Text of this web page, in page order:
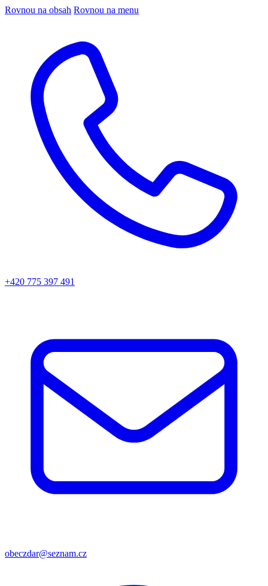
Rovnou na obsah Rovnou na menu
+420 775 397 491
obeczdar@seznam.cz